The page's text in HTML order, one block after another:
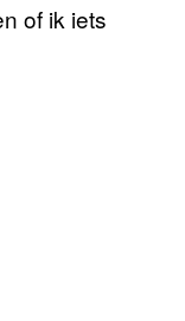
of ik iets